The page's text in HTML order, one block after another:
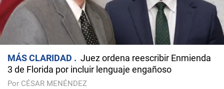
MÁS CLARIDAD
Juez ordena reescribir Enmienda
3 de Florida por incluir lenguaje engañoso
Por CÉSAR MENÉNDEZ